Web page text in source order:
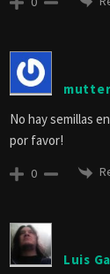
No hay semillas
por favor!
0
Luis